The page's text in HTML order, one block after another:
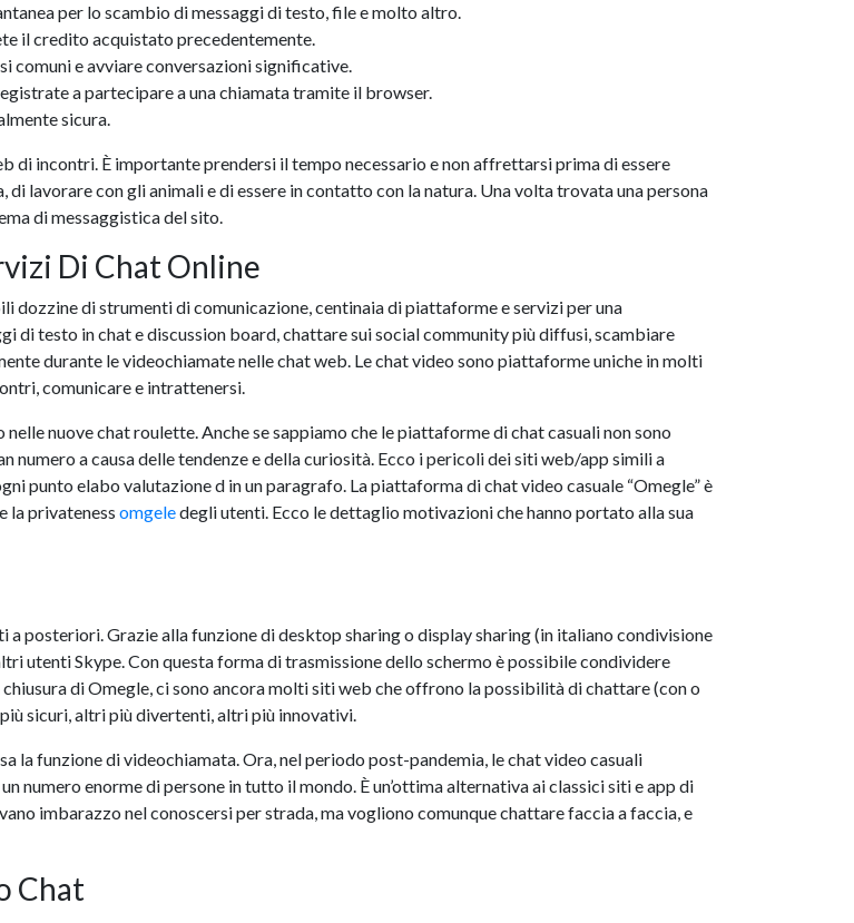
per lo scambio di messaggi di testo, file e molto altro.
il credito acquistato precedentemente.
comuni e avviare conversazioni significative.
a partecipare a una chiamata tramite il browser.
sicura.
di incontri. È importante prendersi il tempo necessario e non affrettarsi prima di essere
lavorare con gli animali e di essere in contatto con la natura. Una volta trovata una persona
di messaggistica del sito.
Di Chat Online
dozzine di strumenti di comunicazione, centinaia di piattaforme e servizi per una
di testo in chat e discussion board, chattare sui social community più diffusi, scambiare
durante le videochiamate nelle chat web. Le chat video sono piattaforme uniche in molti
comunicare e intrattenersi.
nuove chat roulette. Anche se sappiamo che le piattaforme di chat casuali non sono
numero a causa delle tendenze e della curiosità. Ecco i pericoli dei siti web/app simili a
punto elabo valutazione d in un paragrafo. La piattaforma di chat video casuale “Omegle” è
la privateness omgeledegli utenti. Ecco le dettaglio motivazioni che hanno portato alla sua
posteriori. Grazie alla funzione di desktop sharing o display sharing (in italiano condivisione
utenti Skype. Con questa forma di trasmissione dello schermo è possibile condividere
di Omegle, ci sono ancora molti siti web che offrono la possibilità di chattare (con o
sicuri, altri più divertenti, altri più innovativi.
la funzione di videochiamata. Ora, nel periodo post-pandemia, le chat video casuali
numero enorme di persone in tutto il mondo. È un’ottima alternativa ai classici siti e app di
imbarazzo nel conoscersi per strada, ma vogliono comunque chattare faccia a faccia, e
Chat